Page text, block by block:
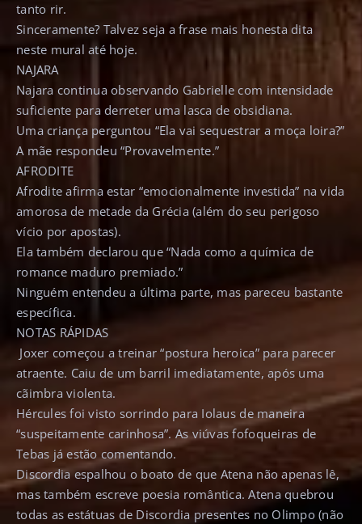
tanto rir.
Sinceramente? Talvez seja a frase mais honesta dita
neste mural até hoje.
NAJARA
Najara continua observando Gabrielle com intensidade
suficiente para derreter uma lasca de obsidiana.
Uma criança perguntou “Ela vai sequestrar a moça loira?”
A mãe respondeu “Provavelmente.”
AFRODITE
Afrodite afirma estar “emocionalmente investida” na vida
amorosa de metade da Grécia (além do seu perigoso
vício por apostas).
Ela também declarou que “Nada como a química de
romance maduro premiado.”
Ninguém entendeu a última parte, mas pareceu bastante
específica.
NOTAS RÁPIDAS
Joxer começou a treinar “postura heroica” para parecer
atraente. Caiu de um barril imediatamente, após uma
cãimbra violenta.
Hércules foi visto sorrindo para Iolaus de maneira
“suspeitamente carinhosa”. As viúvas fofoqueiras de
Tebas já estão comentando.
Discordia espalhou o boato de que Atena não apenas lê,
mas também escreve poesia romântica. Atena quebrou
todas as estátuas de Discordia presentes no Olimpo (não